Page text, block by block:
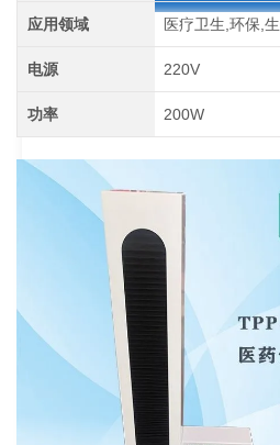
应用领域 医疗卫生,环保,
电源 220V
功率 200W